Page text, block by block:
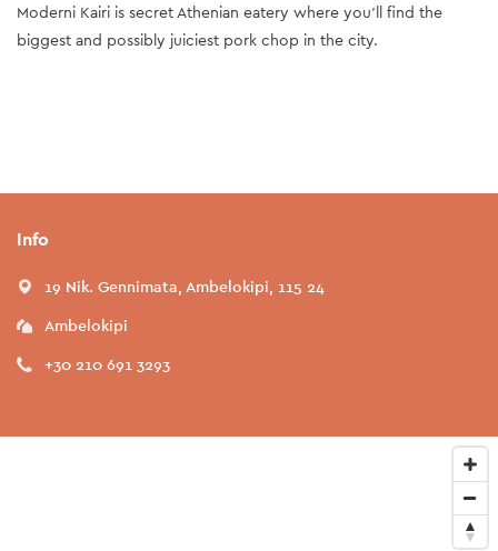
Moderni Kairi is secret Athenian eatery where you'll find the
biggest and possibly juiciest pork chop in the city.
Info
19 Nik. Gennimata, Ambelokipi, 115 24
Ambelokipi
+30 210 691 3293